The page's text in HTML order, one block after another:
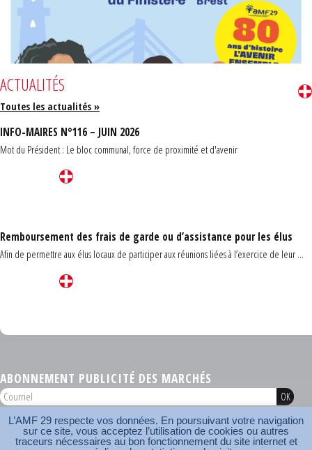
ACTUALITÉS
Toutes les actualités »
INFO-MAIRES N°116 – JUIN 2026
Mot du Président : Le bloc communal, force de proximité et d'avenir
Remboursement des frais de garde ou d’assistance pour les élus
Afin de permettre aux élus locaux de participer aux réunions liées à l’exercice de leur ...
ABONNEMENT PUBLICITÉ DES MARCHÉS
AMF 29 © 2026
Plan du site Nos coordonnées Mentions légales Contact
L’AMF 29 respecte vos données. En poursuivant votre navigation
sur ce site, vous acceptez l’utilisation de cookies ou autres
traceurs nécessaires au bon fonctionnement du site internet et